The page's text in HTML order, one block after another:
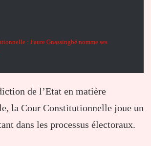
: Faure Gnassingbé nomme ses
de l’Etat en matière
la Cour Constitutionnelle joue un
dans les processus électoraux.